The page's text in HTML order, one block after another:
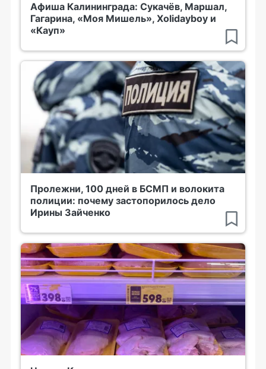
Афиша Калининграда: Сукачёв, Маршал,
Гагарина, «Моя Мишель», Xolidayboy и
«Кауп»
Пролежни, 100 дней в БСМП и волокита
полиции: почему застопорилось дело
Ирины Зайченко